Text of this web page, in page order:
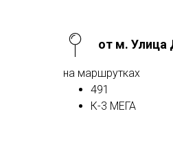
от м.
на маршрутках
491
К-3 МЕГА